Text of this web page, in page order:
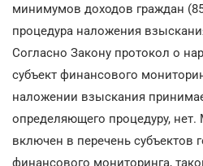
минимумов доходов граждан
процедура наложения
Согласно Закону протокол о
субъект финансового
наложении взыскания
определяющего процедуру,
включен в перечень субъектов
финансового мониторинга,